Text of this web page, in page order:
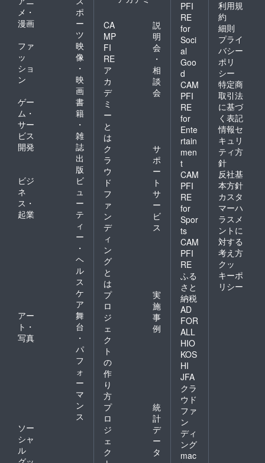
メ・
漫画
ポ
ー
ツ
ファ
ッ
ショ
ン
映
像
・
映
画
ゲー
ム・
サー
ビス
開発
書
籍
・
雑
誌
出
版
ビジ
ネ
ス・
起業
ビ
ュ
ー
テ
ィ
ー
・
ヘ
ル
ス
ケ
ア
アー
ト・
写真
舞
台
・
パ
フ
ォ
ー
マ
ン
ス
ソー
シャ
ル
CA
MP
FI
RE
ア
カ
デ
ミ
ー
と
は
説
明
会
・
相
談
会
ク
ラ
ウ
ド
フ
ァ
ン
デ
ィ
ン
グ
と
は
サ
ポ
ー
ト
サ
ー
ビ
ス
プ
ロ
ジ
ェ
ク
ト
の
作
り
方
実
施
事
例
プ
ロ
ジ
ェ
ク
統
計
デ
ー
タ
PFI
RE
for
Soci
al
Goo
d
CAM
PFI
RE
for
Ente
rtain
men
t
CAM
PFI
RE
for
Spor
ts
CAM
PFI
RE
ふる
さと
納税
AD
FOR
ALL
HIO
KOS
HI
JFA
クラ
ウド
ファ
ン
ディ
ング
mac
利用規
約
細則
プライ
バシー
ポリ
シー
特定商
取引法
に基づ
く表記
情報セ
キュリ
ティ方
針
反社基
本方針
カスタ
マーハ
ラスメ
ントに
対する
考え方
クッ
キーポ
リシー